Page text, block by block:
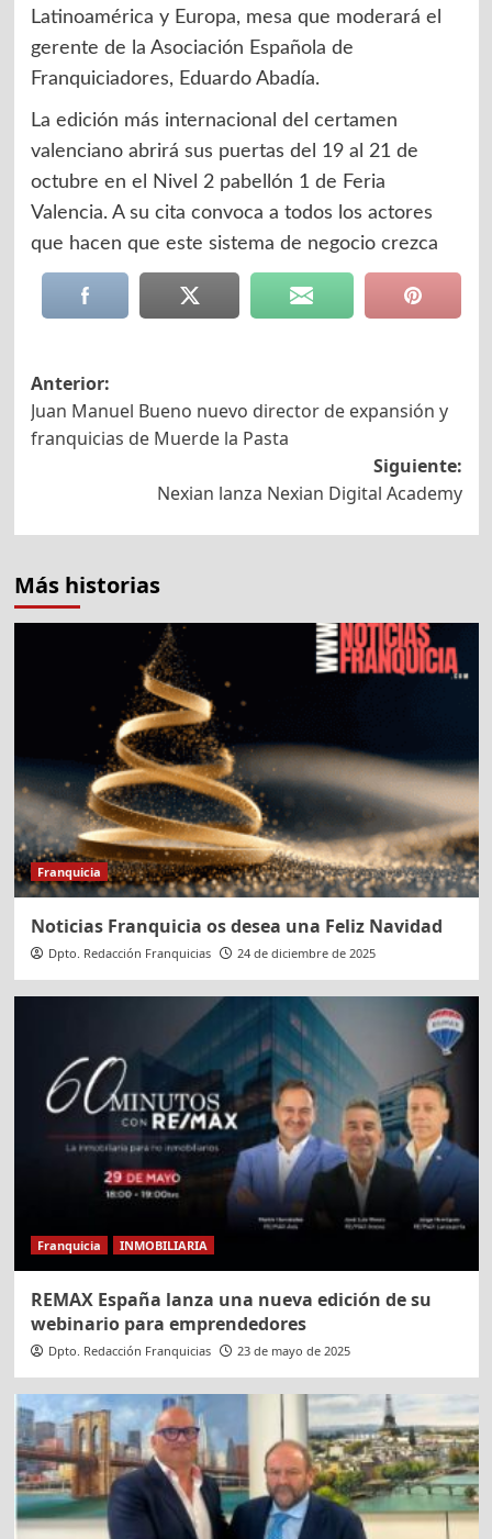
Latinoamérica y Europa, mesa que moderará el
gerente de la Asociación Española de
Franquiciadores, Eduardo Abadía.
La edición más internacional del certamen
valenciano abrirá sus puertas del 19 al 21 de
octubre en el Nivel 2 pabellón 1 de Feria
Valencia. A su cita convoca a todos los actores
que hacen que este sistema de negocio crezca
Navegación
de
entradas
Anterior:
Juan Manuel Bueno nuevo director de expansión y
franquicias de Muerde la Pasta
Siguiente:
Nexian lanza Nexian Digital Academy
Más historias
Franquicia
Noticias Franquicia os desea una Feliz Navidad
Dpto. Redacción Franquicias 24 de diciembre de 2025
Franquicia INMOBILIARIA
REMAX España lanza una nueva edición de su
webinario para emprendedores
Dpto. Redacción Franquicias 23 de mayo de 2025